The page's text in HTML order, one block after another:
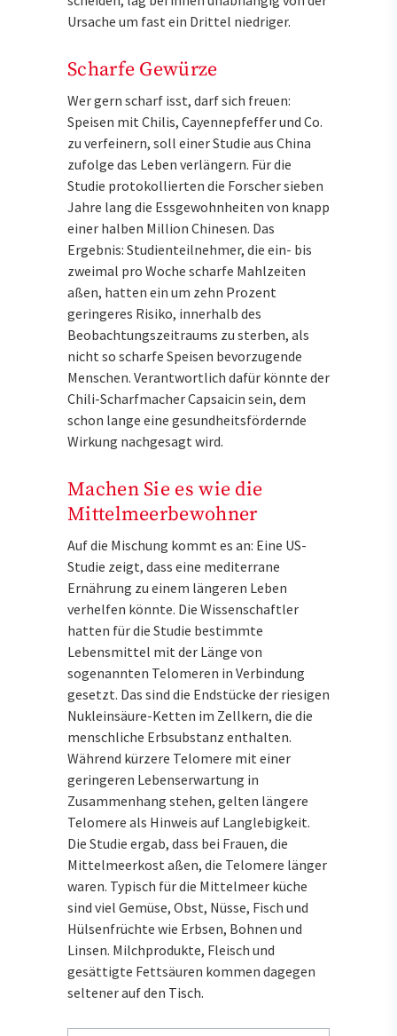
Ursache um fast ein Drittel niedriger.
Scharfe Gewürze
Wer gern scharf isst, darf sich freuen:
Speisen mit Chilis, Cayennepfeffer und Co.
zu verfeinern, soll einer Studie aus China
zufolge das Leben verlängern. Für die
Studie protokollierten die Forscher sieben
Jahre lang die Essgewohnheiten von knapp
einer halben Million Chinesen. Das
Ergebnis: Studienteilnehmer, die ein- bis
zweimal pro Woche scharfe Mahlzeiten
aßen, hatten ein um zehn Prozent
geringeres Risiko, innerhalb des
Beobachtungszeitraums zu sterben, als
nicht so scharfe Speisen bevorzugende
Menschen. Verantwortlich dafür könnte der
Chili-Scharfmacher Capsaicin sein, dem
schon lange eine gesundheitsfördernde
Wirkung nachgesagt wird.
Machen Sie es wie die
Mittelmeerbewohner
Auf die Mischung kommt es an: Eine US-
Studie zeigt, dass eine mediterrane
Ernährung zu einem längeren Leben
verhelfen könnte. Die Wissenschaftler
hatten für die Studie bestimmte
Lebensmittel mit der Länge von
sogenannten Telomeren in Verbindung
gesetzt. Das sind die Endstücke der riesigen
Nukleinsäure-Ketten im Zellkern, die die
menschliche Erbsubstanz enthalten.
Während kürzere Telomere mit einer
geringeren Lebenserwartung in
Zusammenhang stehen, gelten längere
Telomere als Hinweis auf Langlebigkeit.
Die Studie ergab, dass bei Frauen, die
Mittelmeerkost aßen, die Telomere länger
waren. Typisch für die Mittelmeer küche
sind viel Gemüse, Obst, Nüsse, Fisch und
Hülsenfrüchte wie Erbsen, Bohnen und
Linsen. Milchprodukte, Fleisch und
gesättigte Fettsäuren kommen dagegen
seltener auf den Tisch.